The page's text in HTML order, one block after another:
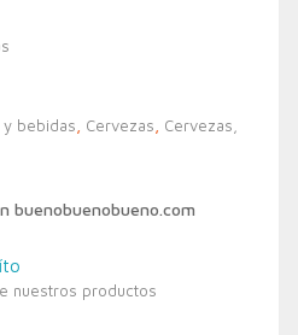
y bebidas Cervezas
Cervezas,
buenobuenobueno.com
nuestros productos